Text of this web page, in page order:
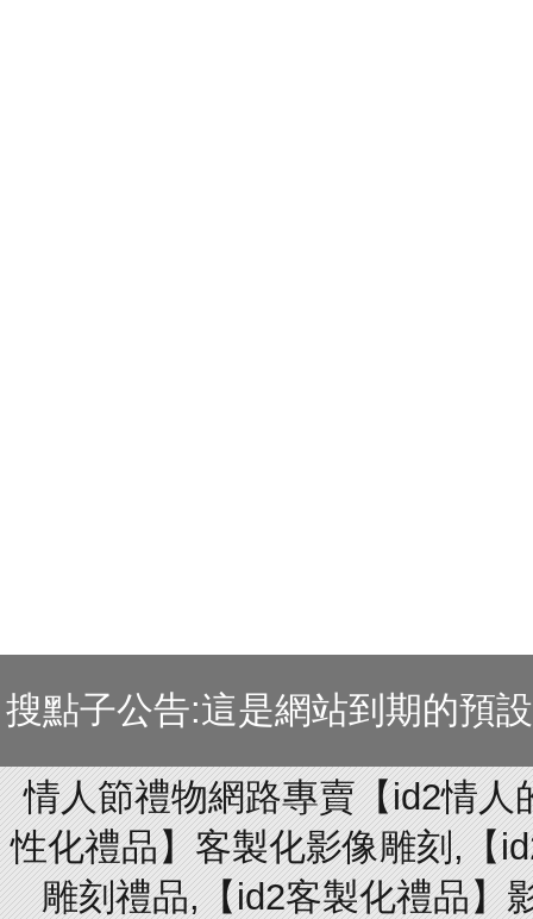
搜點子公告:這是網站到期的預
情人節禮物網路專賣【id2情
性化禮品】客製化影像雕刻,【
雕刻禮品,【id2客製化禮品】